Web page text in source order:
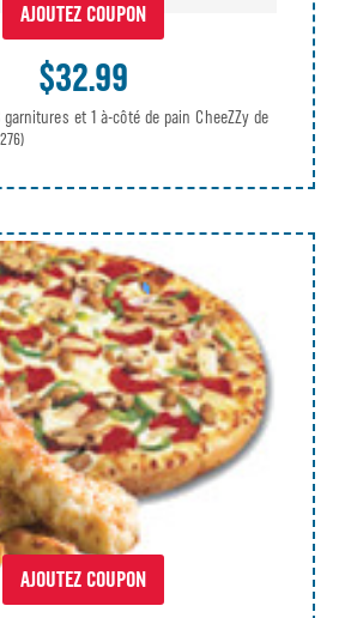
AJOUTEZ COUPON
$32.99
et 1 à-côté de pain CheeZZy de
AJOUTEZ COUPON